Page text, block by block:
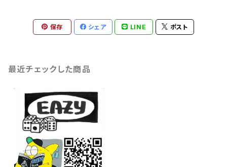
保存 シェア LINE ポスト
最近チェックした商品